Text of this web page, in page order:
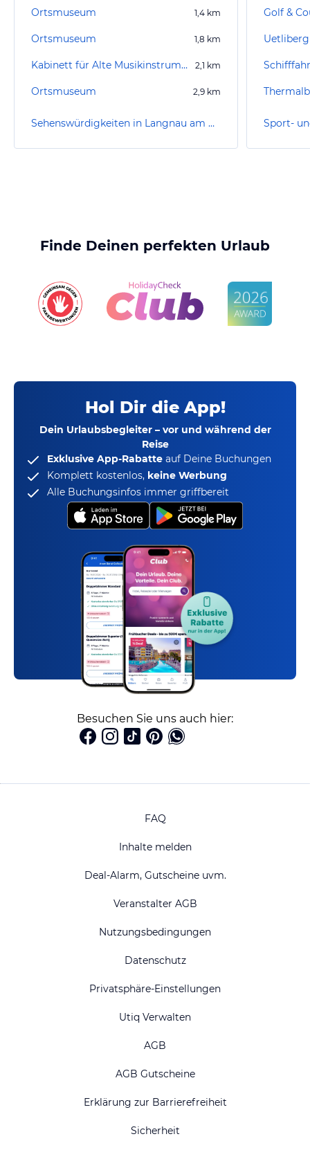
Ortsmuseum 1,4 km
Ortsmuseum 1,8 km
Kabinett für Alte Musikinstrumente 2,1 km
Ortsmuseum 2,9 km
Sehenswürdigkeiten in Langnau am Albis
Golf &
Uetliberg
Finde Deinen perfekten Urlaub
Hol Dir die App!
Dein Urlaubsbegleiter – vor und während der
Reise
Exklusive App-Rabatte auf Deine Buchungen
Komplett kostenlos, keine Werbung
Alle Buchungsinfos immer griffbereit
Besuchen Sie uns auch hier:
FAQ
Inhalte melden
Deal-Alarm, Gutscheine uvm.
Veranstalter AGB
Nutzungsbedingungen
Datenschutz
Privatsphäre-Einstellungen
Utiq Verwalten
AGB
AGB Gutscheine
Erklärung zur Barrierefreiheit
Sicherheit